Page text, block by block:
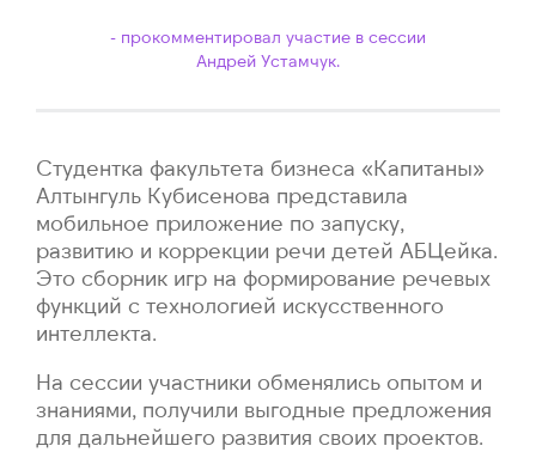
прокомментировал участие в сессии
Андрей Устамчук.
Студентка факультета бизнеса «Капитаны»
Алтынгуль Кубисенова представила
мобильное приложение по запуску,
развитию и коррекции речи детей АБЦейка.
Это сборник игр на формирование речевых
функций с технологией искусственного
интеллекта.
На сессии участники обменялись опытом и
знаниями, получили выгодные предложения
для дальнейшего развития своих проектов.